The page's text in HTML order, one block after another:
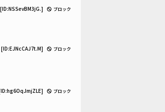
[ID:NSSevBM3jG.] ブロック
[ID:EJNcCAJ7t.M] ブロック
ブロック